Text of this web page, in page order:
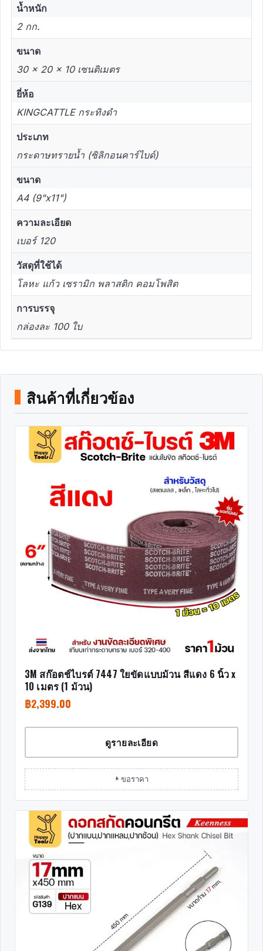
น้ำหนัก
2 กก.
ขนาด
30 × 20 × 10 เซนติเมตร
ยี่ห้อ
KINGCATTLE กระทิงดำ
ประเภท
กระดาษทรายน้ำ (ซิลิกอนคาร์ไบด์)
ขนาด
A4 (9"x11")
ความละเอียด
เบอร์ 120
วัสดุที่ใช้ได้
โลหะ แก้ว เซรามิก พลาสติก คอมโพสิต
การบรรจุ
กล่องละ 100 ใบ
สินค้าที่เกี่ยวข้อง
3M สก๊อตช์ไบรต์ 7447 ใยขัดแบบม้วน สีแดง 6 นิ้ว x
10 เมตร (1 ม้วน)
฿2,399.00
ดูรายละเอียด
+ ขอราคา